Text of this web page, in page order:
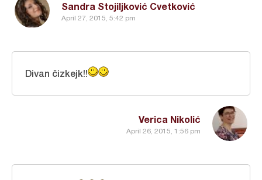
Sandra Stojiljković Cvetković
April 27, 2015, 5:42 pm
Verica Nikolić
April 26, 2015, 1:56 pm
Divan čizkejk!!